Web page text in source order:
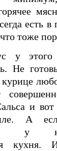
есть
тоже
у
Не
курице
и
А
то у